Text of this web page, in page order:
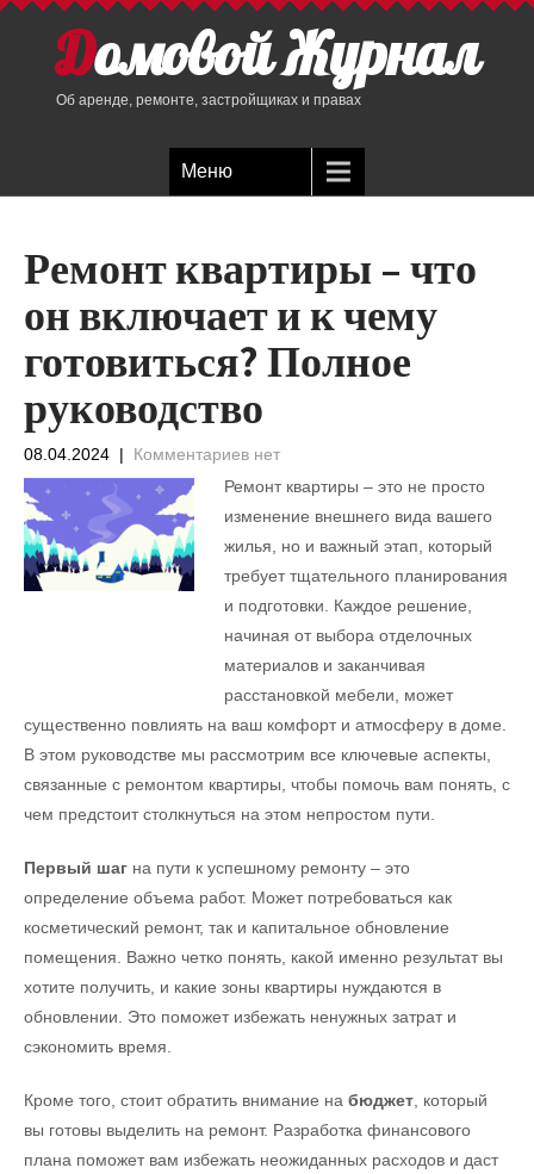
Домовой Журнал
Об аренде, ремонте, застройщиках и правах
Меню
Ремонт квартиры – что
он включает и к чему
готовиться? Полное
руководство
08.04.2024 | Комментариев нет
Ремонт квартиры – это не просто
изменение внешнего вида вашего
жилья, но и важный этап, который
требует тщательного планирования
и подготовки. Каждое решение,
начиная от выбора отделочных
материалов и заканчивая
расстановкой мебели, может
существенно повлиять на ваш комфорт и атмосферу в доме.
В этом руководстве мы рассмотрим все ключевые аспекты,
связанные с ремонтом квартиры, чтобы помочь вам понять, с
чем предстоит столкнуться на этом непростом пути.
Первый шаг на пути к успешному ремонту – это
определение объема работ. Может потребоваться как
косметический ремонт, так и капитальное обновление
помещения. Важно четко понять, какой именно результат вы
хотите получить, и какие зоны квартиры нуждаются в
обновлении. Это поможет избежать ненужных затрат и
сэкономить время.
Кроме того, стоит обратить внимание на бюджет , который
вы готовы выделить на ремонт. Разработка финансового
плана поможет вам избежать неожиданных расходов и даст